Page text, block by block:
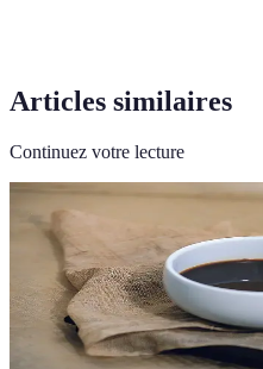
Articles similaires
Continuez votre lecture